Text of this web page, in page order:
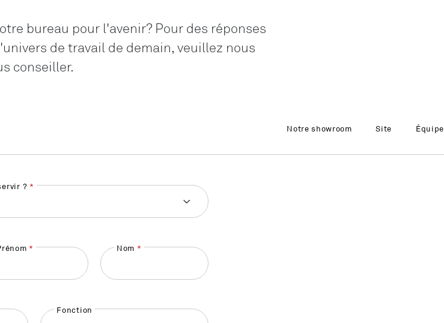
bureau pour l'avenir? Pour des réponses
de travail de demain, veuillez nous
conseiller.
Notre showroom Site Équipe
?
Nom
Fonction